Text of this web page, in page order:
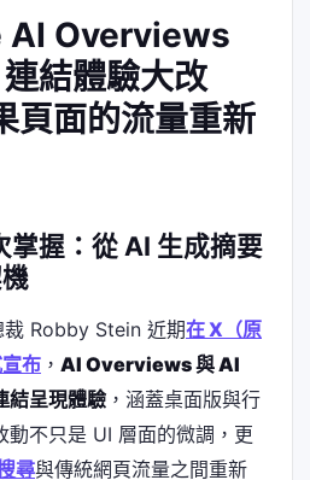
AI Overviews
結體驗大改
頁面的流量重新
掌握：從 AI 生成摘要
Robby Stein 近期在 X（原
布 ， AI Overviews 與 AI
結呈現體驗 ，涵蓋桌面版與行
動不只是 UI 層面的微調，更
尋與傳統網頁流量之間重新